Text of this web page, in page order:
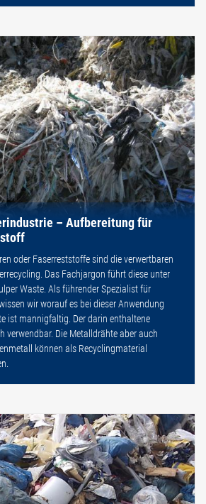
– Aufbereitung für
oder Faserreststoffe sind die verwertbaren
Das Fachjargon führt diese unter
Waste. Als führender Spezialist für
wir worauf es bei dieser Anwendung
ist mannigfaltig. Der darin enthaltene
verwendbar. Die Metalldrähte aber auch
können als Recyclingmaterial